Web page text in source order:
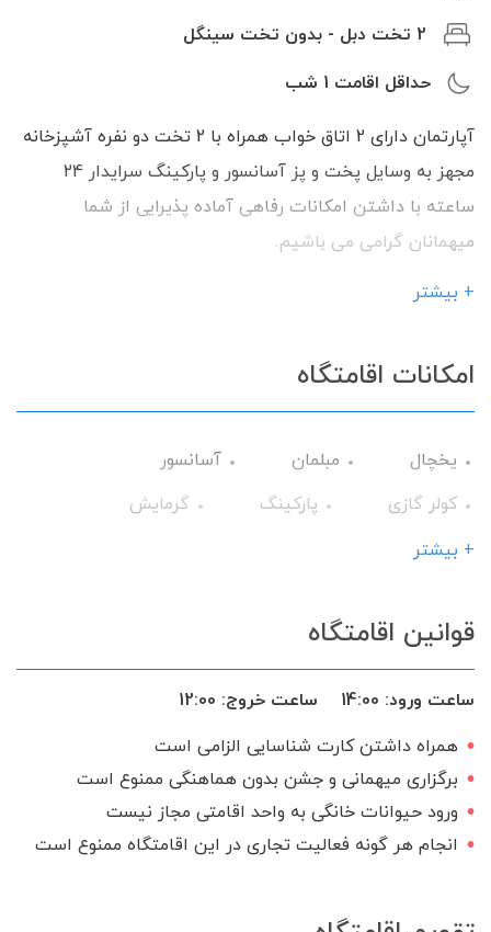
2 تخت دبل - بدون تخت سینگل
حداقل اقامت 1 شب
آپارتمان دارای 2 اتاق خواب همراه با 2 تخت دو نفره آشپزخانه
مجهز به وسایل پخت و پز آسانسور و پارکینگ سرایدار 24
ساعته با داشتن امکانات رفاهی آماده پذیرایی از شما
میهمانان گرامی می باشیم.
+ بیشتر
امکانات اقامتگاه
یخچال مبلمان
آسانسور
کولر گازی
پارکینگ
گرمایش
وسایل آشپزی
اجاق گاز
سرایدار یا نگهبان
+ بیشتر
قوانین اقامتگاه
ساعت ورود: 14:00 ساعت خروج: 12:00
همراه داشتن کارت شناسایی الزامی است
برگزاری میهمانی و جشن بدون هماهنگی ممنوع است
ورود حیوانات خانگی به واحد اقامتی مجاز نیست
انجام هر گونه فعالیت تجاری در این اقامتگاه ممنوع است